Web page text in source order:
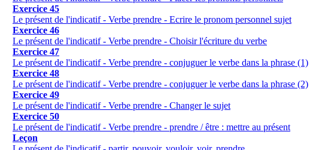
Exercice 45
Le présent de l'indicatif - Verbe prendre - Ecrire le pronom personnel sujet
Exercice 46
Le présent de l'indicatif - Verbe prendre - Choisir l'écriture du verbe
Exercice 47
Le présent de l'indicatif - Verbe prendre - conjuguer le verbe dans la phrase (1)
Exercice 48
Le présent de l'indicatif - Verbe prendre - conjuguer le verbe dans la phrase (2)
Exercice 49
Le présent de l'indicatif - Verbe prendre - Changer le sujet
Exercice 50
Le présent de l'indicatif - Verbe prendre - prendre / être : mettre au présent
Leçon